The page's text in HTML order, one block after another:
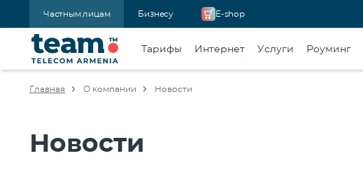
Частным лицам Бизнесу E-shop
Тарифы Интернет Услуги Роуминг
Главная О компании Новости
Новости